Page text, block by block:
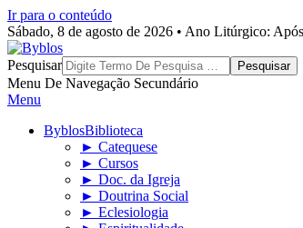
Ir para o conteúdo
Sábado, 8 de agosto de 2026 • Ano Litúrgico:
Byblos
Pesquisar
Menu De Navegação Secundário
Menu
ByblosBiblioteca
► Catequese
► Cursos
► Doc. da Igreja
► Doutrina Social
► Eclesiologia